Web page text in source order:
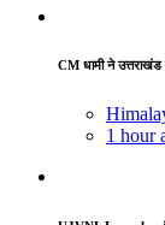
CM धामी ने
1 hour